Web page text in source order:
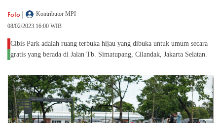
Foto |
Kontributor MPI
08/02/2023 16:00 WIB
Cibis Park adalah ruang terbuka hijau yang dibuka untuk umum secara
gratis yang berada di Jalan Tb. Simatupang, Cilandak, Jakarta Selatan.